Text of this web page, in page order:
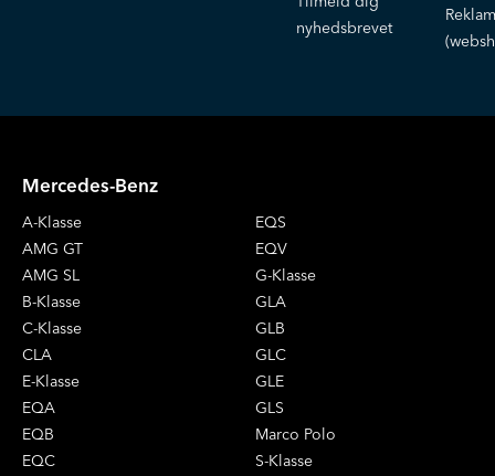
nyhedsbrevet
Mercedes-Benz
A-Klasse
AMG GT
AMG SL
B-Klasse
C-Klasse
CLA
E-Klasse
EQA
EQB
EQC
EQS
EQV
G-Klasse
GLA
GLB
GLC
GLE
GLS
Marco Polo
S-Klasse